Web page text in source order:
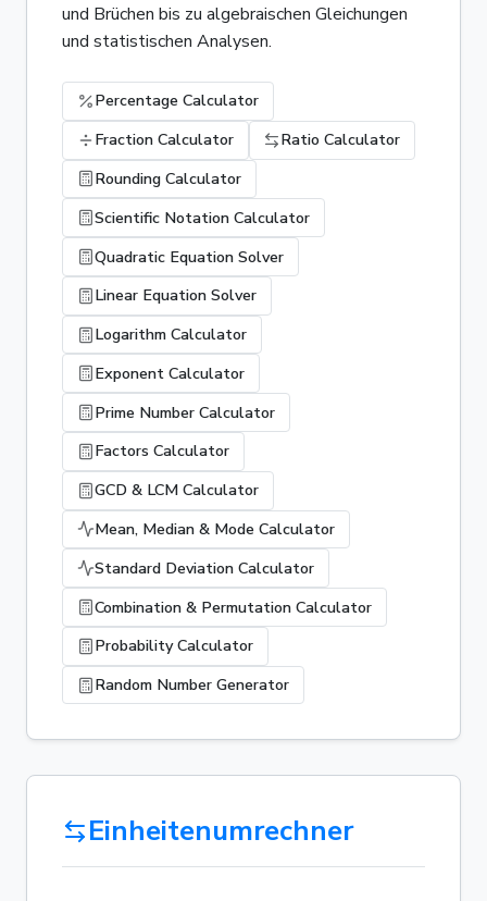
und Brüchen bis zu algebraischen Gleichungen
und statistischen Analysen.
Percentage Calculator
Fraction Calculator
Ratio Calculator
Rounding Calculator
Scientific Notation Calculator
Quadratic Equation Solver
Linear Equation Solver
Logarithm Calculator
Exponent Calculator
Prime Number Calculator
Factors Calculator
GCD & LCM Calculator
Mean, Median & Mode Calculator
Standard Deviation Calculator
Combination & Permutation Calculator
Probability Calculator
Random Number Generator
Einheitenumrechner